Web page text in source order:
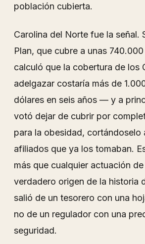
población cubierta.
Carolina del Norte fue la señal.
Plan, que cubre a unas
calculó que la cobertura de los
adelgazar costaría más de
dólares en seis años — y a
votó dejar de cubrir por
para la obesidad, cortándoselo
afiliados que ya los tomaban.
más que cualquier actuación
verdadero origen de la historia
salió de un tesorero con una
no de un regulador con una
seguridad.